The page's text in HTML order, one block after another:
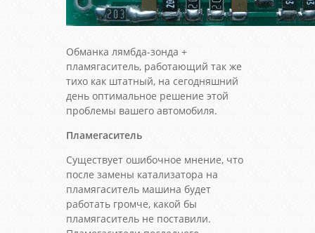
Обманка лямбда-зонда +
пламягаситель, работающий так же
тихо как штатный, на сегодняшний
день оптимальное решение этой
проблемы вашего автомобиля.
Пламегаситель
Существует ошибочное мнение, что
после замены катализатора на
пламягаситель машина будет
работать громче, какой бы
пламягаситель не поставили.